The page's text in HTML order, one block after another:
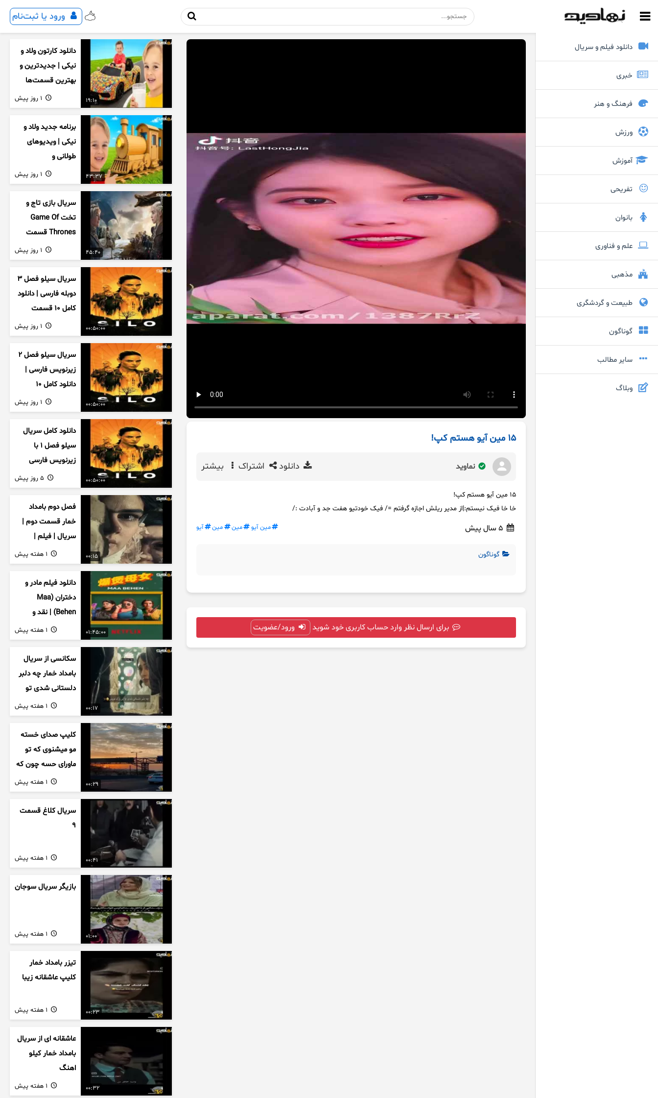
ورود یا ثبت‌نام
دانلود فیلم و سریال
خبری
فرهنگ و هنر
ورزش
آموزش
تفریحی
بانوان
علم و فناوری
مذهبی
طبیعت و گردشگری
گوناگون
سایر مطالب
وبلاگ
15 مین آیو هستم کپ!
نماوید دانلود اشتراک بیشتر
15 مین آیو هستم کپ!
خا خا فیک نیستم:|از مدیر ریلش اجازه گرفتم =/ فیک خودتیو هفت جد و آبادت :/
مین آیو مین مین آیو
گوناگون
برای ارسال نظر وارد حساب کاربری خود شوید ورود/عضویت
19:10
دانلود کارتون ولاد و
نیکی | جدیدترین و
بهترین قسمت‌ها
43:37
برنامه جدید ولاد و
نیکی | ویدیوهای
طولانی و
سرگرم‌کننده کودکان
45:40
سریال بازی تاج و
تخت Game Of
Thrones قسمت
دوم فصل اول
زیرنویس فارسی
00:50:00
سریال سیلو فصل ۳
دوبله فارسی | دانلود
کامل ۱۰ قسمت
00:50:00
سریال سیلو فصل ۲
زیرنویس فارسی |
دانلود کامل ۱۰
00:50:00
دانلود کامل سریال
سیلو فصل ۱ با
زیرنویس فارسی
00:15
فصل دوم بامداد
خمار قسمت دوم |
سریال | فیلم |
نمایش خانگی |
محبوبه | سینمایی
01:45:00
دانلود فیلم مادر و
دختران (Maa
Behen) | نقد و
بررسی درام خانوادگی
هندی
00:17
سکانسی از سریال
بامداد خمار چه دلبر
دلستانی شدی تو
این بزک عروس..
00:29
کلیپ صدای خسته
مو میشنوی که تو
ماورای حسه چون که
داریم می رسیم به
اخرای قصه
00:41
سریال کلاغ قسمت
9
01:00
بازیگر سریال سوجان
00:23
تیزر بامداد خمار
کلیپ عاشقانه زیبا
00:32
عاشقانه ای از سریال
بامداد خمار کیلو
اهنگ